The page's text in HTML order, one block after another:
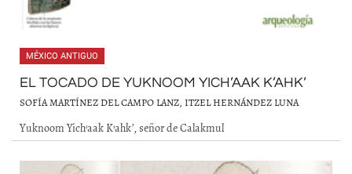
MÉXICO ANTIGUO
EL TOCADO DE YUKNOOM YICH’AAK K’AHK’
SOFÍA MARTÍNEZ DEL CAMPO LANZ, ITZEL HERNÁNDEZ LUNA
Yuknoom Yich’aak K’ahk’, señor de Calakmul